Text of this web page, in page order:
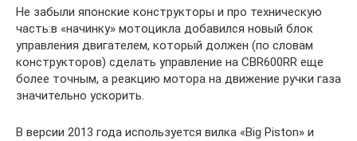
Не забыли японские конструкторы и про техническую
часть:в «начинку» мотоцикла добавился новый блок
управления двигателем, который должен (по словам
конструкторов) сделать управление на CBR600RR еще
более точным, а реакцию мотора на движение ручки газа
значительно ускорить.
В версии 2013 года используется вилка «Big Piston» и